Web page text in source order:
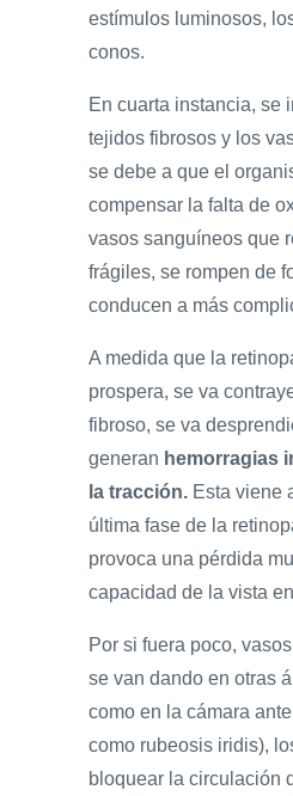
estímulos luminosos,
conos.
En cuarta instancia, se
tejidos fibrosos y los
se debe a que el
compensar la falta de
vasos sanguíneos que
frágiles, se rompen de
conducen a más
A medida que la
prospera, se va
fibroso, se va
generan hemorragias
la tracción. Esta viene
última fase de la
provoca una pérdida
capacidad de la vista
Por si fuera poco,
se van dando en otras
como en la cámara
como rubeosis iridis),
bloquear la circulación